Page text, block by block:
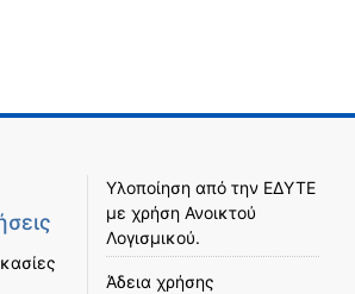
Υλοποίηση από την ΕΔΥΤΕ
με χρήση Ανοικτού
Λογισμικού.
Άδεια χρήσης